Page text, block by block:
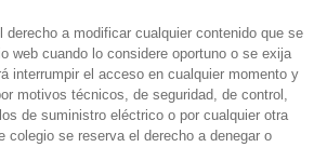
derecho a modificar cualquier contenido que se
web cuando lo considere oportuno o se exija
interrumpir el acceso en cualquier momento y
motivos técnicos, de seguridad, de control,
de suministro eléctrico o por cualquier otra
colegio se reserva el derecho a denegar o